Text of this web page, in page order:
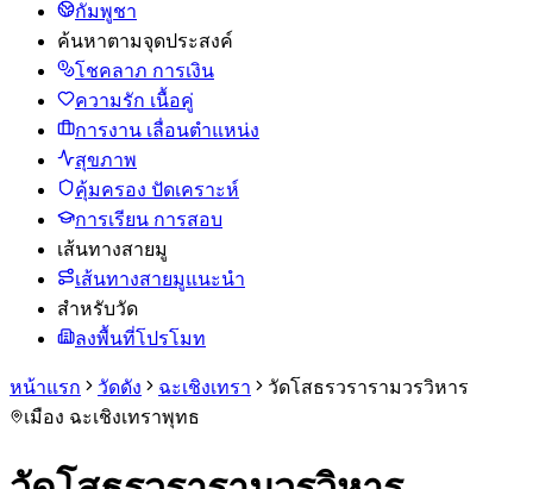
กัมพูชา
ค้นหาตามจุดประสงค์
โชคลาภ การเงิน
ความรัก เนื้อคู่
การงาน เลื่อนตำแหน่ง
สุขภาพ
คุ้มครอง ปัดเคราะห์
การเรียน การสอบ
เส้นทางสายมู
เส้นทางสายมูแนะนำ
สำหรับวัด
ลงพื้นที่โปรโมท
หน้าแรก วัดดัง ฉะเชิงเทรา
วัดโสธรวรารามวรวิหาร
เมือง ฉะเชิงเทราพุทธ